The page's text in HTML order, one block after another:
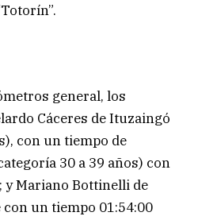
general, los
Cáceres de Ituzaingó
con un tiempo de
30 a 39 años) con
y Mariano Bottinelli de
un tiempo 01:54:00